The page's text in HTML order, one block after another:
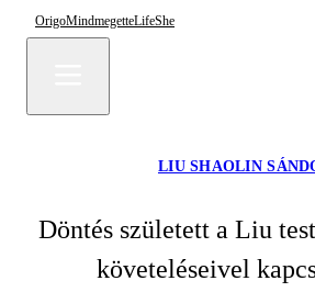
OrigoMindmegetteLifeShe
LIU SHAOLIN
Döntés született a Liu
követeléseivel